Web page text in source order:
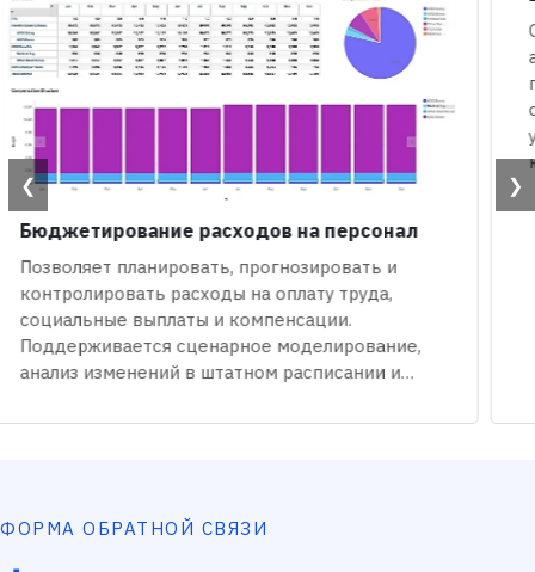
❮
Бюджетирование капитальных затрат
Обеспечивает детальное планирование и
анализ инвестиционных затрат, позволяя
прогнозировать финансовые потребности,
оценивать рентабельность проектов и
управлять эффективностью
❯